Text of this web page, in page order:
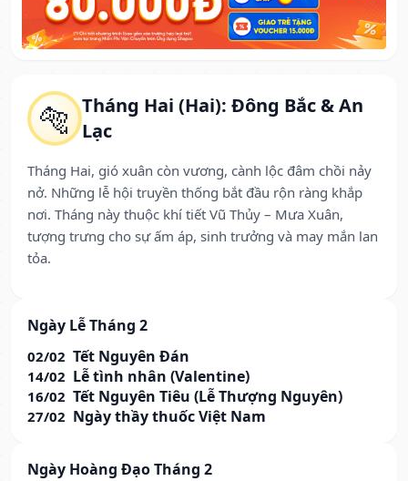
🐅 Tháng Hai (Hai): Đông Bắc & An
Lạc
Tháng Hai, gió xuân còn vương, cành lộc đâm chồi nảy
nở. Những lễ hội truyền thống bắt đầu rộn ràng khắp
nơi. Tháng này thuộc khí tiết Vũ Thủy – Mưa Xuân,
tượng trưng cho sự ấm áp, sinh trưởng và may mắn lan
tỏa.
Ngày Lễ Tháng 2
02/02 Tết Nguyên Đán
14/02 Lễ tình nhân (Valentine)
16/02 Tết Nguyên Tiêu (Lễ Thượng Nguyên)
27/02 Ngày thầy thuốc Việt Nam
Ngày Hoàng Đạo Tháng 2